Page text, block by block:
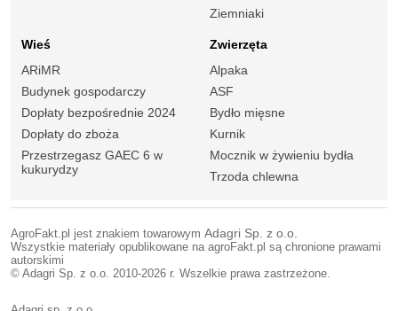
Ziemniaki
Wieś
ARiMR
Budynek gospodarczy
Dopłaty bezpośrednie 2024
Dopłaty do zboża
Przestrzegasz GAEC 6 w
kukurydzy
Zwierzęta
Alpaka
ASF
Bydło mięsne
Kurnik
Mocznik w żywieniu bydła
Trzoda chlewna
AgroFakt.pl jest znakiem towarowym Adagri Sp. z o.o.
Wszystkie materiały opublikowane na agroFakt.pl są chronione prawami
autorskimi
© Adagri Sp. z o.o. 2010-2026 r. Wszelkie prawa zastrzeżone.